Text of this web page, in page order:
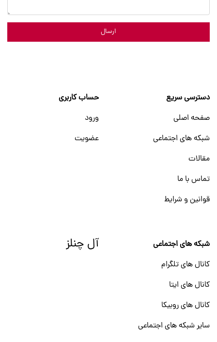
ارسال
دسترسی سریع
صفحه اصلی
شبکه های اجتماعی
مقالات
تماس با ما
قوانین و شرایط
حساب کاربری
ورود
عضویت
شبکه های اجتماعی
کانال های تلگرام
کانال های ایتا
کانال های روبیکا
سایر شبکه های اجتماعی
آل چنلز